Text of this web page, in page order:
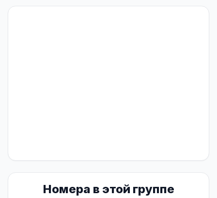
Номера в этой группе